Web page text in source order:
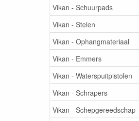
Vikan - Schuurpads
Vikan - Stelen
Vikan - Ophangmateriaal
Vikan - Emmers
Vikan - Waterspuitpistolen
Vikan - Schrapers
Vikan - Schepgereedschap